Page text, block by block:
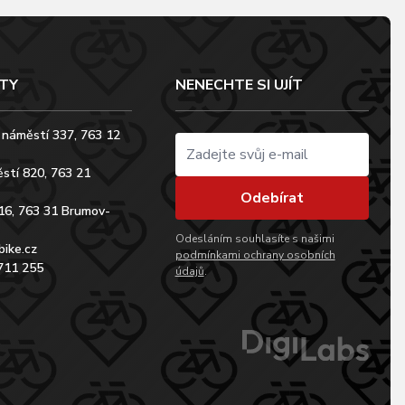
337, 763 12
820, 763 21
763 31 Brumov-
255
NENECHTE SI UJÍT
Odebírat
Odesláním souhlasíte s našimi
podmínkami ochrany osobních
údajů.